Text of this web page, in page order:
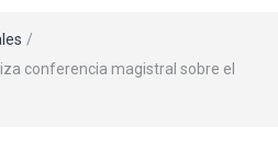
/
conferencia magistral sobre el